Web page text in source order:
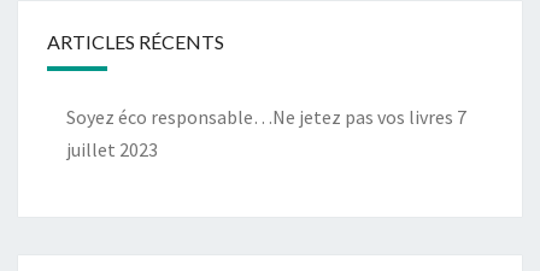
ARTICLES RÉCENTS
Soyez éco responsable…Ne jetez pas vos livres 7
juillet 2023